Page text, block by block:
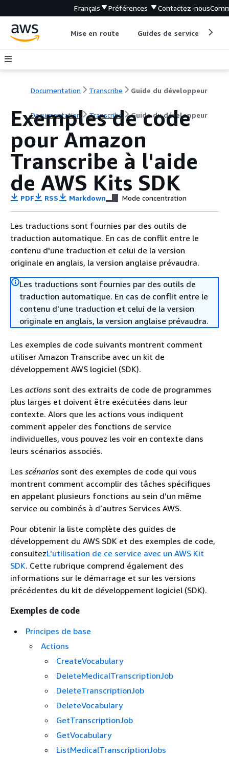
Français Préférences Contactez-nous
Mise en route Guides de service
Documentation Transcribe Guide du développeur
Documentation Transcribe Guide du développeur
Exemples de code
pour Amazon
Transcribe à l'aide
de AWS Kits SDK
PDF RSS Markdown Mode concentration
Les traductions sont fournies par des outils de
traduction automatique. En cas de conflit entre le
contenu d'une traduction et celui de la version
originale en anglais, la version anglaise prévaudra.
Les traductions sont fournies par des outils de
traduction automatique. En cas de conflit entre le
contenu d'une traduction et celui de la version
originale en anglais, la version anglaise prévaudra.
Les exemples de code suivants montrent comment
utiliser Amazon Transcribe avec un kit de
développement AWS logiciel (SDK).
Les actions sont des extraits de code de programmes
plus larges et doivent être exécutées dans leur
contexte. Alors que les actions vous indiquent
comment appeler des fonctions de service
individuelles, vous pouvez les voir en contexte dans
leurs scénarios associés.
Les scénarios sont des exemples de code qui vous
montrent comment accomplir des tâches spécifiques
en appelant plusieurs fonctions au sein d’un même
service ou combinés à d’autres Services AWS.
Pour obtenir la liste complète des guides de
développement du AWS SDK et des exemples de code,
consultezL'utilisation de ce service avec un AWS Kit
SDK. Cette rubrique comprend également des
informations sur le démarrage et sur les versions
précédentes du kit de développement logiciel (SDK).
Exemples de code
Principes de base
Actions
CreateVocabulary
DeleteMedicalTranscriptionJob
DeleteTranscriptionJob
DeleteVocabulary
GetTranscriptionJob
GetVocabulary
ListMedicalTranscriptionJobs